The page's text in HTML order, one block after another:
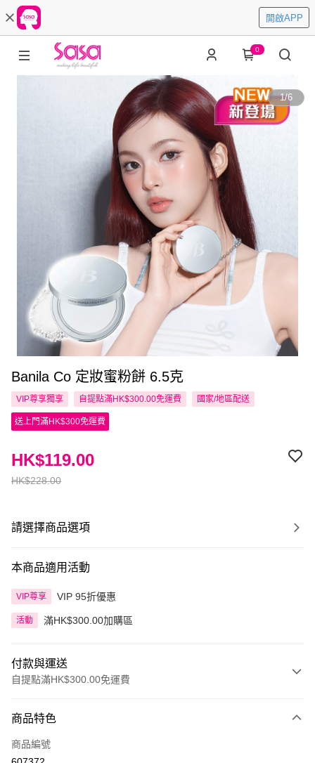
開啟APP
0
1/6
Banila Co 定妝蜜粉餅 6.5克
VIP尊享獨享 自提點滿HK$300.00免運費 國家/地區配送
送上門滿HK$300免運費
HK$228.00
HK$119.00
請選擇商品選項
本商品適用活動
VIP尊享 VIP 95折優惠
活動 滿HK$300.00加購區
付款與運送
自提點滿HK$300.00免運費
信用卡
Apple Pay
商品特色
商品編號